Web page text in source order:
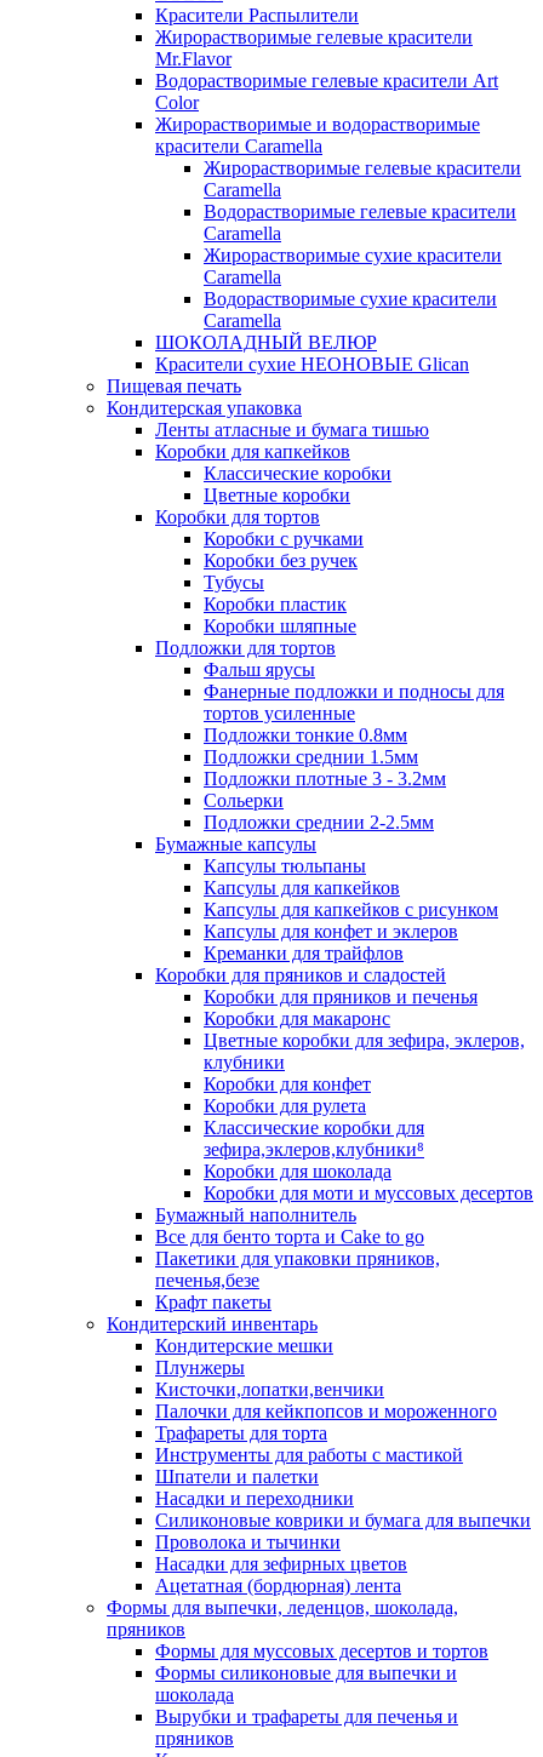
Красители Распылители
Жирорастворимые гелевые красители
Mr.Flavor
Водорастворимые гелевые красители Art
Color
Жирорастворимые и водорастворимые
красители Caramella
Жирорастворимые гелевые красители
Caramella
Водорастворимые гелевые красители
Caramella
Жирорастворимые сухие красители
Caramella
Водорастворимые сухие красители
Caramella
ШОКОЛАДНЫЙ ВЕЛЮР
Красители сухие НЕОНОВЫЕ Glican
Пищевая печать
Кондитерская упаковка
Ленты атласные и бумага тишью
Коробки для капкейков
Классические коробки
Цветные коробки
Коробки для тортов
Коробки с ручками
Коробки без ручек
Тубусы
Коробки пластик
Коробки шляпные
Подложки для тортов
Фальш ярусы
Фанерные подложки и подносы для
тортов усиленные
Подложки тонкие 0.8мм
Подложки среднии 1.5мм
Подложки плотные 3 - 3.2мм
Сольерки
Подложки среднии 2-2.5мм
Бумажные капсулы
Капсулы тюльпаны
Капсулы для капкейков
Капсулы для капкейков с рисунком
Капсулы для конфет и эклеров
Креманки для трайфлов
Коробки для пряников и сладостей
Коробки для пряников и печенья
Коробки для макаронс
Цветные коробки для зефира, эклеров,
клубники
Коробки для конфет
Коробки для рулета
Классические коробки для
зефира,эклеров,клубники⁸
Коробки для шоколада
Коробки для моти и муссовых десертов
Бумажный наполнитель
Все для бенто торта и Cake to go
Пакетики для упаковки пряников,
печенья,безе
Крафт пакеты
Кондитерский инвентарь
Кондитерские мешки
Плунжеры
Кисточки,лопатки,венчики
Палочки для кейкпопсов и мороженного
Трафареты для торта
Инструменты для работы с мастикой
Шпатели и палетки
Насадки и переходники
Силиконовые коврики и бумага для выпечки
Проволока и тычинки
Насадки для зефирных цветов
Ацетатная (бордюрная) лента
Формы для выпечки, леденцов, шоколада,
пряников
Формы для муссовых десертов и тортов
Формы силиконовые для выпечки и
шоколада
Вырубки и трафареты для печенья и
пряников